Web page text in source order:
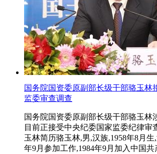
国务院国资委原副部长级干部骆玉林
监委审查调查
国务院国资委原副部长级干部骆玉林
目前正接受中央纪委国家监委纪律审
玉林简历骆玉林,男,汉族,1958年8月生
年9月参加工作,1984年9月加入中国